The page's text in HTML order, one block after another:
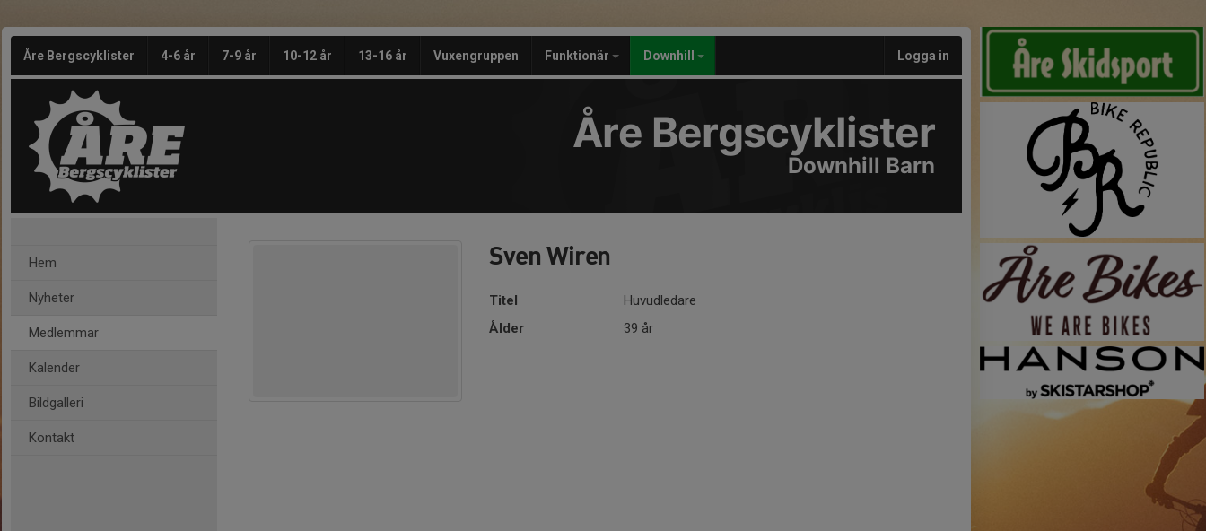
Åre Bergscyklister 4-6 år 7-9 år 10-12 år 13-16 år Vuxengruppen Funktionär Downhill Logga in
Åre Bergscyklister
Downhill Barn
Hem
Nyheter
Medlemmar
Kalender
Bildgalleri
Kontakt
Sven Wiren
Titel
Huvudledare
Ålder
39 år